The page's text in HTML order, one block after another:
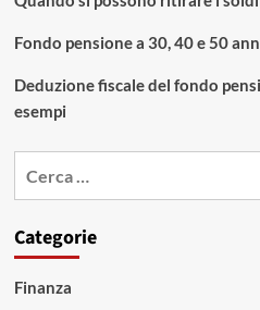
Fondo pensione a 30, 40 e 50
Deduzione fiscale del fondo
esempi
Categorie
Finanza